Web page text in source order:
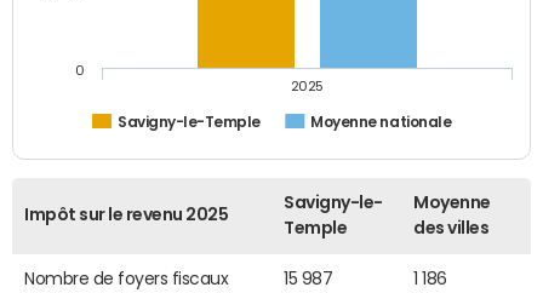
Savigny-le-Temple Moyenne nationale
2025
0
Impôt sur le revenu 2025
Savigny-le-
Temple
Moyenne
des villes
Nombre de foyers fiscaux 15 987 1 186